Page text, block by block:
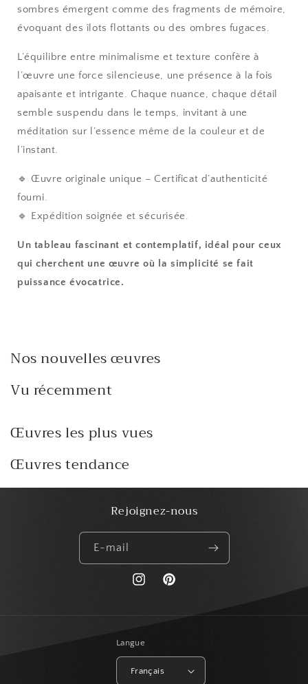
sombres émergent comme des fragments de mémoire,
évoquant des îlots flottants ou des ombres fugaces.
L’équilibre entre minimalisme et texture confère à
l’œuvre une force silencieuse, une présence à la fois
apaisante et intrigante. Chaque nuance, chaque détail
semble suspendu dans le temps, invitant à une
méditation sur l’essence même de la couleur et de
l’instant.
🔹 Œuvre originale unique – Certificat d’authenticité
fourni.
🔹 Expédition soignée et sécurisée.
Un tableau fascinant et contemplatif, idéal pour ceux
qui cherchent une œuvre où la simplicité se fait
puissance évocatrice.
Nos nouvelles œuvres
Vu récemment
Œuvres les plus vues
Œuvres tendance
Rejoignez-nous
E-mail
https://www.instagram.com/
Pinterest
Langue
Français